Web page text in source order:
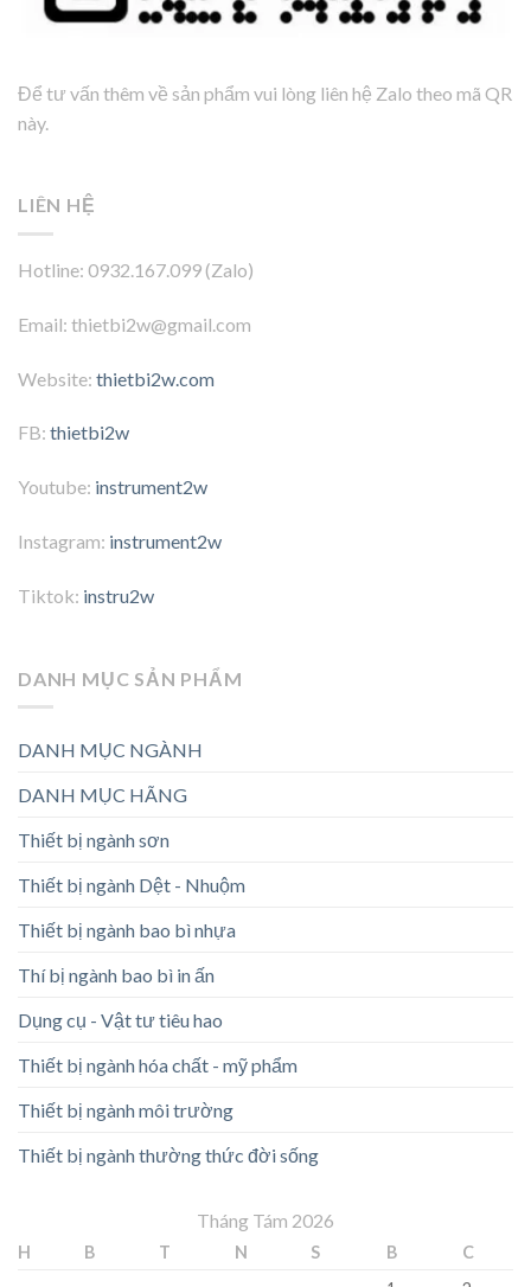
Để tư vấn thêm về sản phẩm vui lòng liên hệ Zalo theo mã QR
này.
LIÊN HỆ
Hotline: 0932.167.099 (Zalo)
Email: thietbi2w@gmail.com
Website: thietbi2w.com
FB: thietbi2w
Youtube: instrument2w
Instagram: instrument2w
Tiktok: instru2w
DANH MỤC SẢN PHẨM
DANH MỤC NGÀNH
DANH MỤC HÃNG
Thiết bị ngành sơn
Thiết bị ngành Dệt - Nhuộm
Thiết bị ngành bao bì nhựa
Thí bị ngành bao bì in ấn
Dụng cụ - Vật tư tiêu hao
Thiết bị ngành hóa chất - mỹ phẩm
Thiết bị ngành môi trường
Thiết bị ngành thường thức đời sống
Tháng Tám 2026
H B T N S B
C